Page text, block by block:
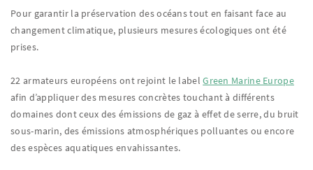
Pour garantir la préservation des océans tout en faisant face au
changement climatique, plusieurs mesures écologiques ont été
prises.
22 armateurs européens ont rejoint le labelGreen Marine Europe
afin d’appliquer des mesures concrètes touchant à différents
domaines dont ceux des émissions de gaz à effet de serre, du bruit
sous-marin, des émissions atmosphériques polluantes ou encore
des espèces aquatiques envahissantes.